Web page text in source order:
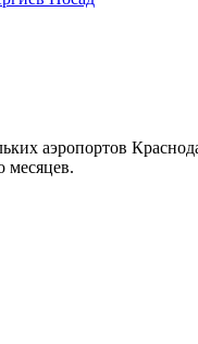
аэропортов
месяцев.